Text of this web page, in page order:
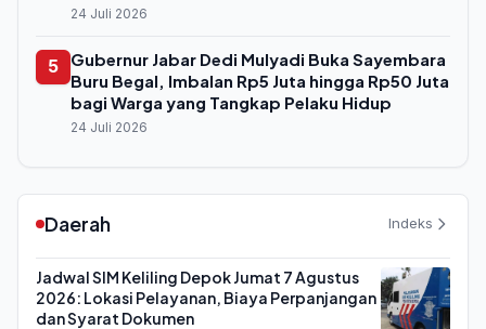
24 Juli 2026
5
Gubernur Jabar Dedi Mulyadi Buka Sayembara
Buru Begal, Imbalan Rp5 Juta hingga Rp50 Juta
bagi Warga yang Tangkap Pelaku Hidup
24 Juli 2026
Daerah Indeks
Jadwal SIM Keliling Depok Jumat 7 Agustus
2026: Lokasi Pelayanan, Biaya Perpanjangan
dan Syarat Dokumen